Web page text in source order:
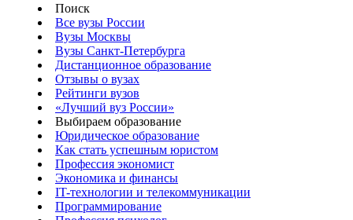
Поиск
Все вузы России
Вузы Москвы
Вузы Санкт-Петербурга
Дистанционное образование
Отзывы о вузах
Рейтинги вузов
«Лучший вуз России»
Выбираем образование
Юридическое образование
Как стать успешным юристом
Профессия экономист
Экономика и финансы
IT-технологии и телекоммуникации
Программирование